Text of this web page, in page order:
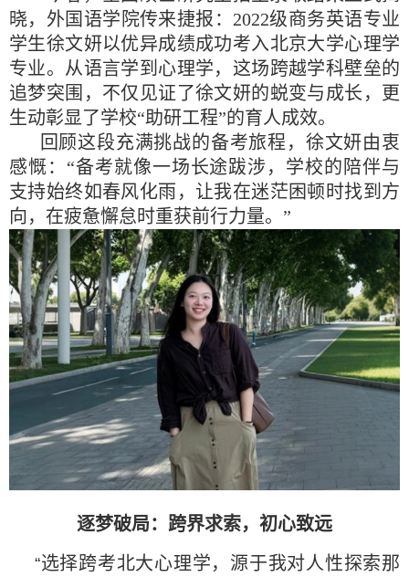
晓，外国语学院传来捷报： 2022级商务英语专业
学生徐文妍以优异成绩成功考入北京大学心理学
专业。从语言学到心理学，这场跨越学科壁垒的
追梦突围，不仅见证了徐文妍的蜕变与成长，更
生动彰显了学校“助研工程”的育人成效。
回顾这段充满挑战的备考旅程，徐文妍由衷
感慨：“备考就像一场长途跋涉，学校的陪伴与
支持始终如春风化雨，让我在迷茫困顿时找到方
向，在疲惫懈怠时重获前行力量。”
逐梦破局：跨界求索，初心致远
“选择跨考北大心理学，源于我对人性探索那